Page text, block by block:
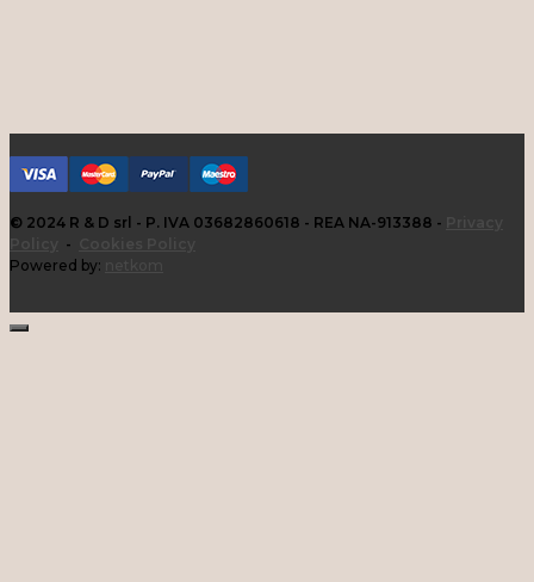
© 2024 R & D srl - P. IVA 03682860618 - REA NA-913388 -
-
Powered by: